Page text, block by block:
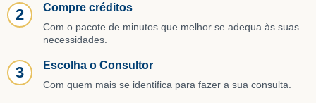
2 Compre créditos
Com o pacote de minutos que melhor se adequa às suas
necessidades.
3 Escolha o Consultor
Com quem mais se identifica para fazer a sua consulta.